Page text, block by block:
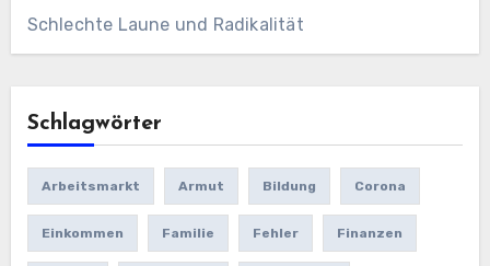
Schlechte Laune und Radikalität
Schlagwörter
Arbeitsmarkt Armut Bildung Corona
Einkommen Familie Fehler Finanzen